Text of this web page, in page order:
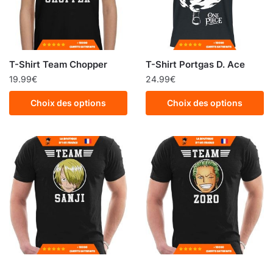
T-Shirt Team Chopper
19.99€
Choix des options
T-Shirt Portgas D. Ace
24.99€
Choix des options